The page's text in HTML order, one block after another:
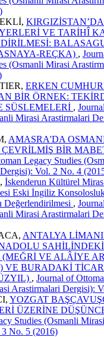
VE TARİHÎ
REÇKA) ,
(Osmanli Mirasi
ERKEN
BİR ÖRNEK:
SÜSLEMELERİ ,
Mirasi Arastirmalari
AMASRA'DA
BİR
Legacy Studies
Vol. 2 No. 4
İskenderun Kültürel Miras
Eski İngiliz
Değerlendirilmesi ,
Mirasi Arastirmalari
ANTALYA
VE ALÂİYE
VE BURADAKİ
, Journal of
Arastirmalari Dergisi):
YOZGAT
ÜZERİNE
Studies (Osmanli
No. 5 (2016)